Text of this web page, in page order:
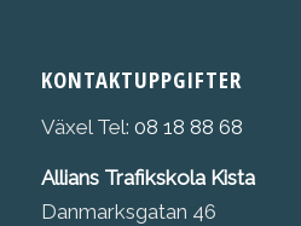
KONTAKTUPPGIFTER
Växel Tel: 08 18 88 68
Allians Trafikskola Kista
Danmarksgatan 46